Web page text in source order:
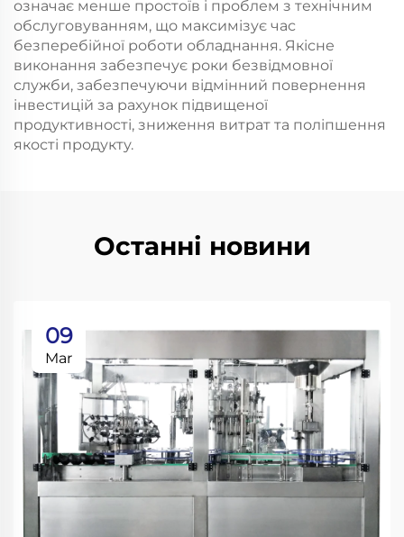
означає менше простоїв і проблем з технічним
обслуговуванням, що максимізує час
безперебійної роботи обладнання. Якісне
виконання забезпечує роки безвідмовної
служби, забезпечуючи відмінний повернення
інвестицій за рахунок підвищеної
продуктивності, зниження витрат та поліпшення
якості продукту.
Останні новини
09
Mar